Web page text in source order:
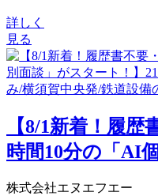
詳しく
見る
【8/1新着！履
時間10分の「AI
株式会社エヌエフエー